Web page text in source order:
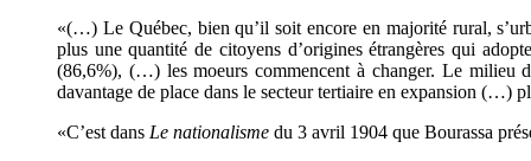
«(…) Le Québec, bien qu’il soit encore en majorité rural,
plus une quantité de citoyens d’origines étrangères qui
(86,6%), (…) les moeurs commencent à changer. Le milieu
davantage de place dans le secteur tertiaire en expansion (…)
«C’est dans Le nationalisme du 3 avril 1904 que Bourassa